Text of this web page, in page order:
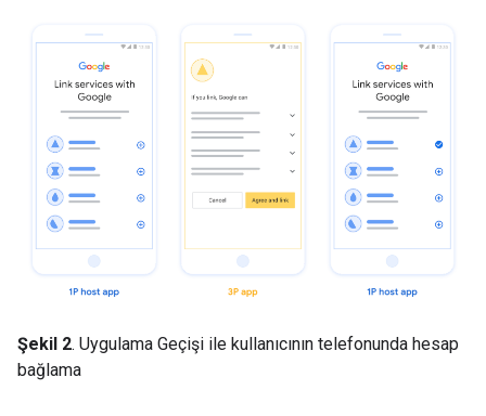
Şekil 2. Uygulama Geçişi ile kullanıcının telefonunda hesap
bağlama